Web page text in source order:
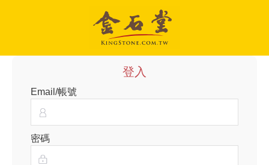
登入
Email/帳號
密碼